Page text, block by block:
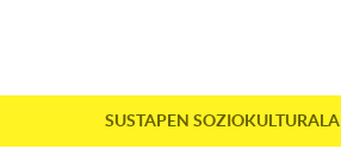
SUSTAPEN SOZIOKULTURALA